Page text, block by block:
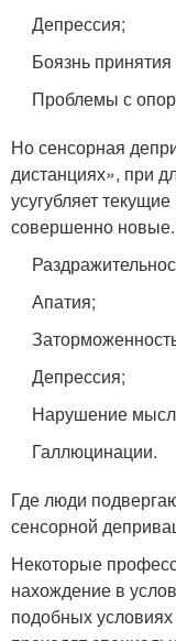
Депрессия;
Боязнь
Проблемы с
Но сенсорная
дистанциях», при
усугубляет
совершенно
Апатия;
Депрессия;
Нарушение
Галлюцинации.
Где люди
сенсорной
Некоторые
нахождение в
подобных